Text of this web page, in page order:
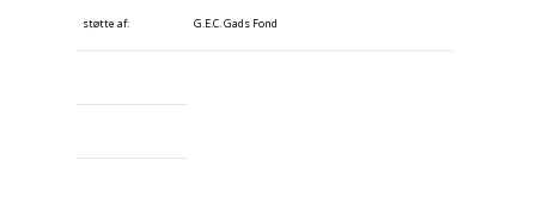
støtte af: G.E.C. Gads Fond